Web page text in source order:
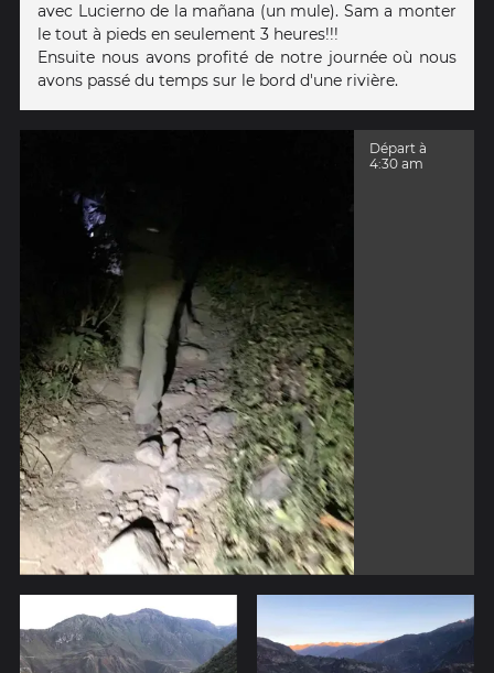
avec Lucierno de la mañana (un mule). Sam a monter
le tout à pieds en seulement 3 heures!!!
Ensuite nous avons profité de notre journée où nous
avons passé du temps sur le bord d'une rivière.
Départ à
4:30 am